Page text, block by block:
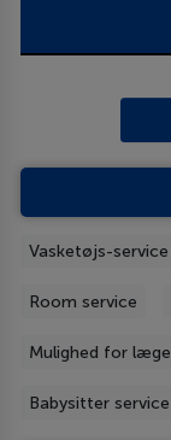
Vasketøjs-service
Room service
Mulighed for læge
Babysitter service